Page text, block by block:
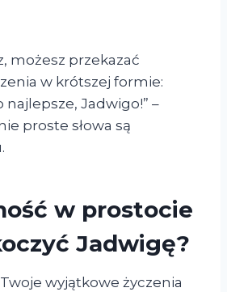
możesz przekazać
w krótszej formie:
najlepsze, Jadwigo!” –
proste słowa są
w prostocie
Jadwigę?
wyjątkowe życzenia